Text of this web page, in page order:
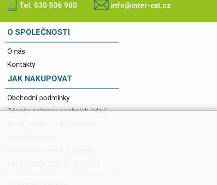
Tel. 530 506 900 info@inter-sat.cz
O SPOLEČNOSTI
O nás
Kontakty
JAK NAKUPOVAT
Obchodní podmínky
Zásady ochrany osobních údajů